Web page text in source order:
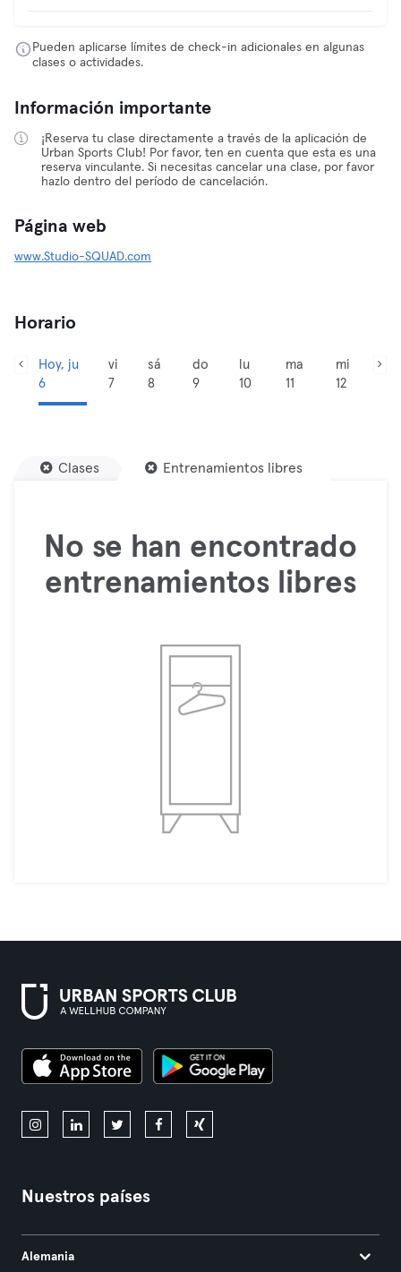
Pueden aplicarse límites de check-in adicionales en algunas
clases o actividades.
Información importante
¡Reserva tu clase directamente a través de la aplicación de
Urban Sports Club! Por favor, ten en cuenta que esta es una
reserva vinculante. Si necesitas cancelar una clase, por favor
hazlo dentro del período de cancelación.
Página web
www.Studio-SQUAD.com
Horario
Hoy, ju
6
vi
7
sá
8
do
9
lu
10
ma
11
mi
12
Clases Entrenamientos libres
No se han encontrado
entrenamientos libres
Nuestros países
Alemania